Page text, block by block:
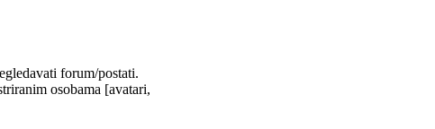
forum/postati.
osobama [avatari,